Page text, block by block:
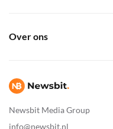
Newsbit Media Group
info@newsbit.nl
Over ons